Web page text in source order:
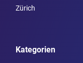
Zürich
Kategorien